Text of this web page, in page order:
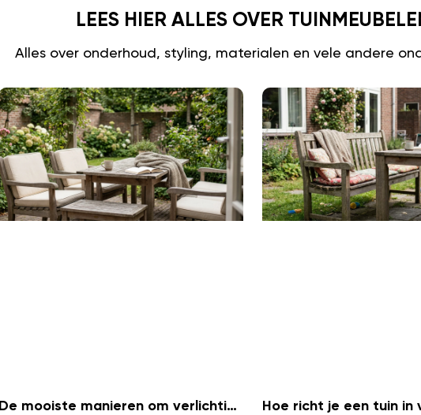
LEES HIER ALLES OVER
Alles over onderhoud, styling, materialen en vele andere
De mooiste manieren om verlichting
Hoe richt je een tuin in